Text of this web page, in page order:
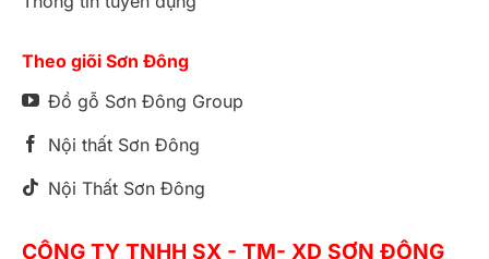
Theo giõi Sơn Đông
Đồ gỗ Sơn Đông Group
Nội thất Sơn Đông
Nội Thất Sơn Đông
CÔNG TY TNHH SX - TM- XD SƠN ĐÔNG